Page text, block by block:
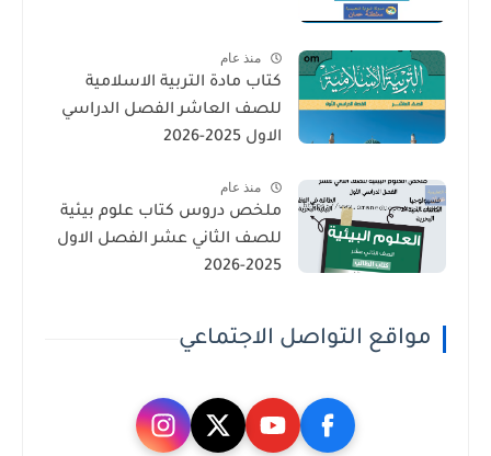
منذ عام
كتاب مادة التربية الاسلامية
للصف العاشر الفصل الدراسي
الاول 2025-2026
منذ عام
ملخص دروس كتاب علوم بيئية
للصف الثاني عشر الفصل الاول
2025-2026
مواقع التواصل الاجتماعي